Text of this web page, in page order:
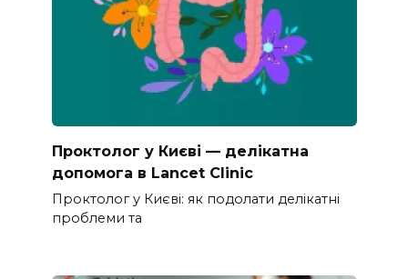
Проктолог у Києві — делікатна
допомога в Lancet Clinic
Проктолог у Києві: як подолати делікатні
проблеми та